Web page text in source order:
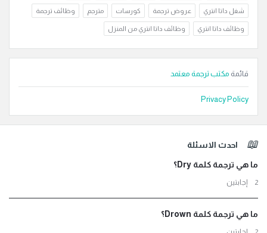
شغل داتا انتري عروض ترجمة كورسات مترجم وظائف ترجمة
وظائف داتا انتري وظائف داتا انتري من المنزل
قائمة مكتب ترجمة معتمد
Privacy Policy
الفوتراحدث الاسئلة
ما هي ترجمة كلمة Dry؟
‫2 إجابتين
ما هي ترجمة كلمة Drown؟